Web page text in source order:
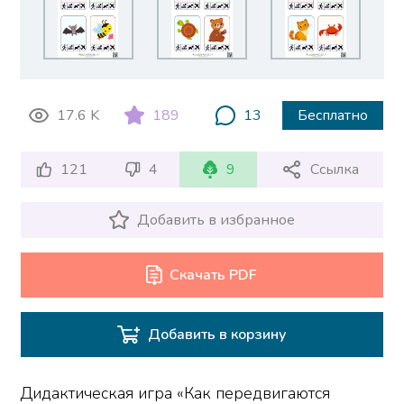
17.6 K 189 13 Бесплатно
121 4 9 Ссылка
Добавить в избранное
Скачать PDF
Добавить в корзину
Дидактическая игра «Как передвигаются